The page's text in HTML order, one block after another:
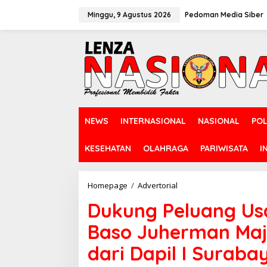
Minggu, 9 Agustus 2026 Pedoman Media Siber
NEWS INTERNASIONAL NASIONAL
KESEHATAN OLAHRAGA PARIWISATA
Homepage / Advertorial
k
u
n
g
Dukung Peluang
Baso Juherman
dari Dapil I